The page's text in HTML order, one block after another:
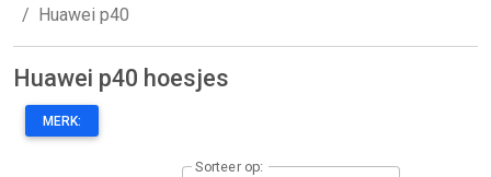
Huawei p40
Huawei p40 hoesjes
MERK:
Sorteer op: